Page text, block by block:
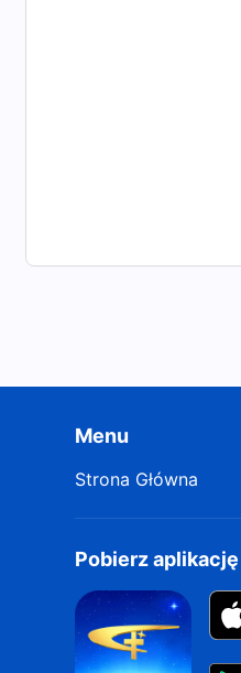
Menu
Strona Główna
Pobierz